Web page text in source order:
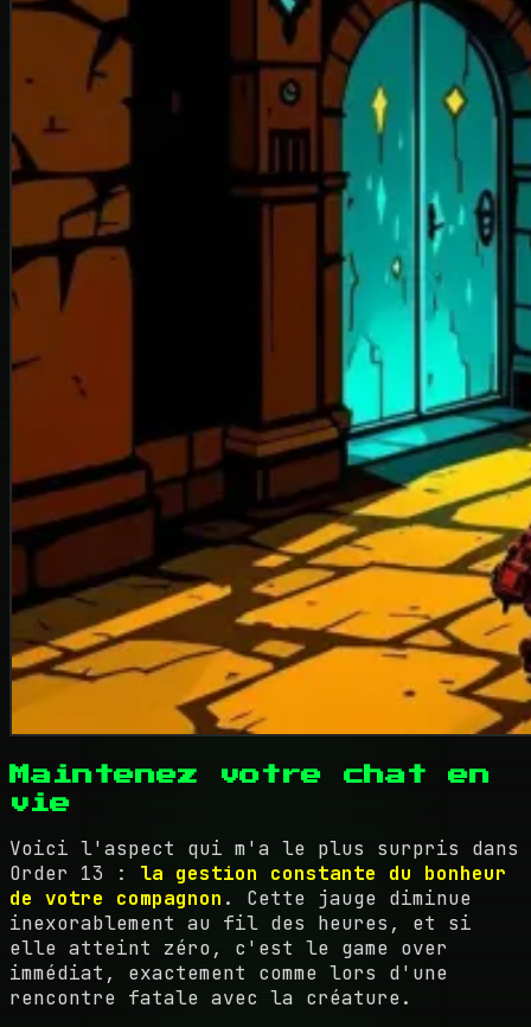
Maintenez votre chat en
vie
Voici l'aspect qui m'a le plus surpris dans
Order 13 : la gestion constante du bonheur
de votre compagnon . Cette jauge diminue
inexorablement au fil des heures, et si
elle atteint zéro, c'est le game over
immédiat, exactement comme lors d'une
rencontre fatale avec la créature.